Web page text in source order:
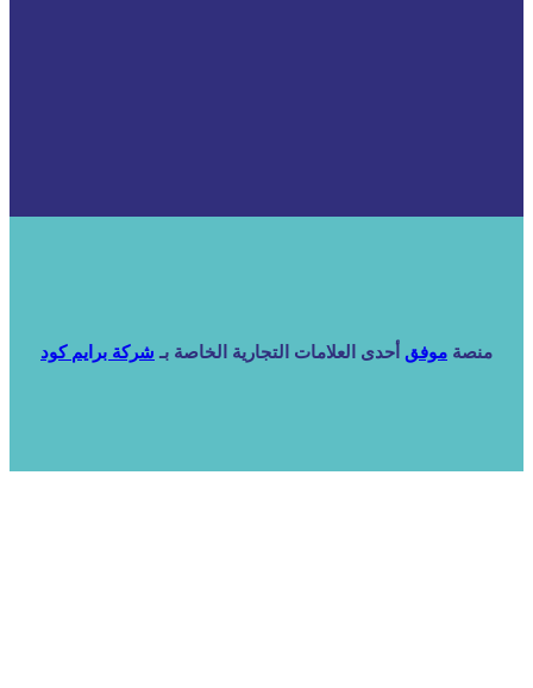
منصة موفق أحدى العلامات التجارية الخاصة بـ شركة برايم كود